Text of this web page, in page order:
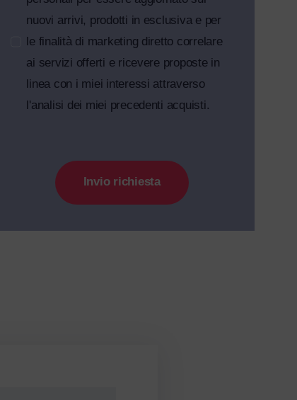
nuovi arrivi, prodotti in esclusiva e per
le finalità di marketing diretto correlare
ai servizi offerti e ricevere proposte in
linea con i miei interessi attraverso
l'analisi dei miei precedenti acquisti.
Invio richiesta